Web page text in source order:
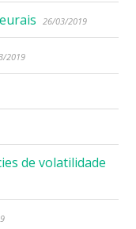
26/03/2019
2019
de volatilidade